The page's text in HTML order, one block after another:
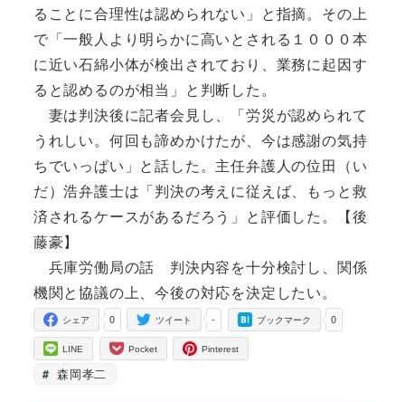
ることに合理性は認められない」と指摘。その上
で「一般人より明らかに高いとされる１０００本
に近い石綿小体が検出されており、業務に起因す
ると認めるのが相当」と判断した。
妻は判決後に記者会見し、「労災が認められて
うれしい。何回も諦めかけたが、今は感謝の気持
ちでいっぱい」と話した。主任弁護人の位田（い
だ）浩弁護士は「判決の考えに従えば、もっと救
済されるケースがあるだろう」と評価した。【後
藤豪】
兵庫労働局の話 判決内容を十分検討し、関係
機関と協議の上、今後の対応を決定したい。
0
シェア -
ツイート 0
ブックマーク
LINE Pocket Pinterest
森岡孝二